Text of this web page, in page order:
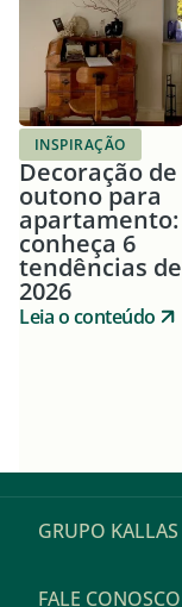
INSPIRAÇÃO
Decoração de
outono para
apartamento:
conheça 6
tendências de
2026
Leia o conteúdo
GRUPO KALLAS
FALE CONOSCO